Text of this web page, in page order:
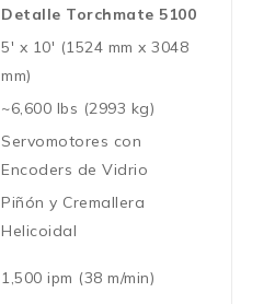
Detalle Torchmate 5100
5′ x 10′ (1524 mm x 3048
mm)
~6,600 lbs (2993 kg)
Servomotores con
Encoders de Vidrio
Piñón y Cremallera
Helicoidal
1,500 ipm (38 m/min)